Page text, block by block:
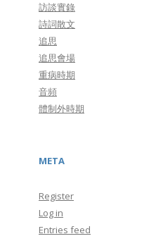
訪談實錄
詩詞散文
追思
追思會場
重病時期
音頻
體制外時期
META
Register
Log in
Entries feed